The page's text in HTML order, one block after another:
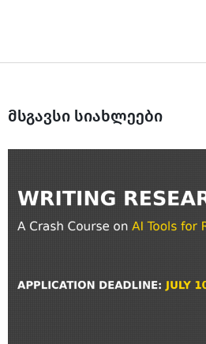
მსგავსი სიახლეები